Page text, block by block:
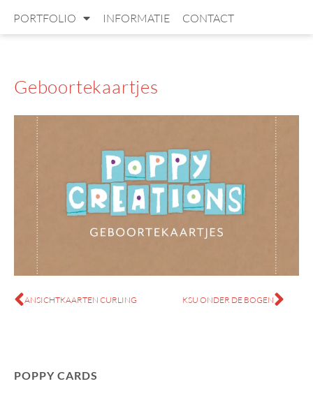
PORTFOLIO INFORMATIE CONTACT
Geboortekaartjes
ANSICHTKAARTEN CURLING KSU ONDER DE BOGEN
POPPY CARDS